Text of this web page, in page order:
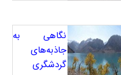
نگاهی به
جاذبه‌های
گردشگری